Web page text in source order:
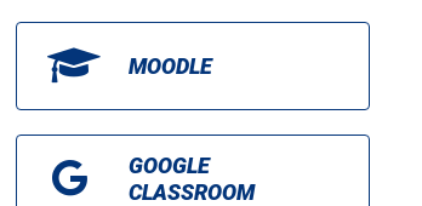
MOODLE
GOOGLE
CLASSROOM